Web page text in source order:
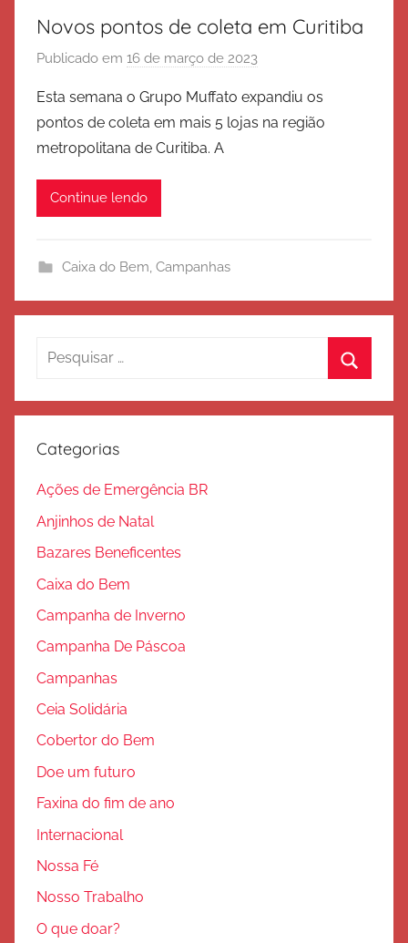
Novos pontos de coleta em Curitiba
Publicado em 16 de março de 2023
r
E
d
l
Esta semana o Grupo Muffato expandiu os
pontos de coleta em mais 5 lojas na região
metropolitana de Curitiba. A
Continue lendo
Caixa do Bem, Campanhas
Pesquisar
Categorias
Ações de Emergência BR
Anjinhos de Natal
Bazares Beneficentes
Caixa do Bem
Campanha de Inverno
Campanha De Páscoa
Campanhas
Ceia Solidária
Cobertor do Bem
Doe um futuro
Faxina do fim de ano
Internacional
Nossa Fé
Nosso Trabalho
O que doar?